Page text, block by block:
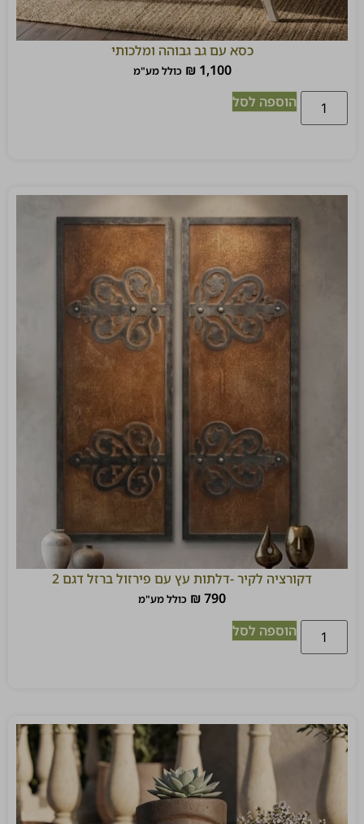
כסא עם גב גבוהה ומלכותי
₪1,100 כולל מע"מ
הוספה לסל
דקורציה לקיר -דלתות עץ עם פירזול ברזל דגם 2
₪790 כולל מע"מ
הוספה לסל